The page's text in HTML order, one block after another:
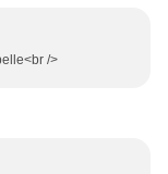
/>